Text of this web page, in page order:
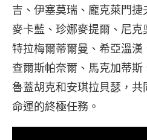
吉、伊塞莫瑞、龐克萊門
麥卡藍、珍娜麥提爾、尼克
特拉梅爾蒂爾曼、希亞溫漢
查爾斯帕奈爾、馬克加蒂
魯蓋胡克和安琪拉貝瑟，
命運的終極任務。